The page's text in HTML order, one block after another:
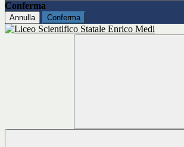
Conferma
Annulla Conferma